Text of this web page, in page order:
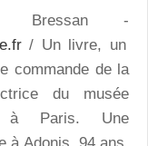
Bressan -
/ Un livre, un
commande de la
du musée
à Paris. Une